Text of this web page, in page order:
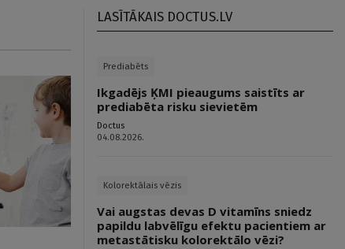
LASĪTĀKAIS DOCTUS.LV
Prediabēts
Ikgadējs ĶMI pieaugums saistīts ar
prediabēta risku sievietēm
Doctus
04.08.2026.
Kolorektālais vēzis
Vai augstas devas D vitamīns sniedz
papildu labvēlīgu efektu pacientiem ar
metastātisku kolorektālo vēzi?